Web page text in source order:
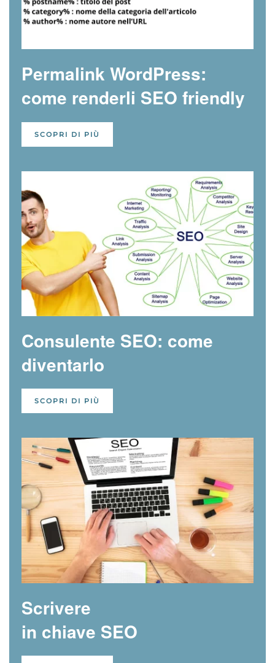
Permalink WordPress:
come renderli SEO friendly
SCOPRI DI PIÙ
Consulente SEO: come
diventarlo
SCOPRI DI PIÙ
Scrivere
in chiave SEO